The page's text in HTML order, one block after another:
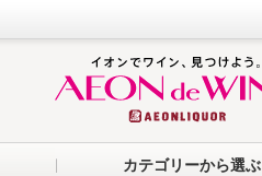
カテゴリーから選ぶ